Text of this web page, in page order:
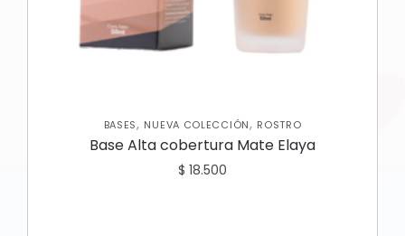
BASES, NUEVA COLECCIÓN, ROSTRO
Base Alta cobertura Mate Elaya
$ 18.500